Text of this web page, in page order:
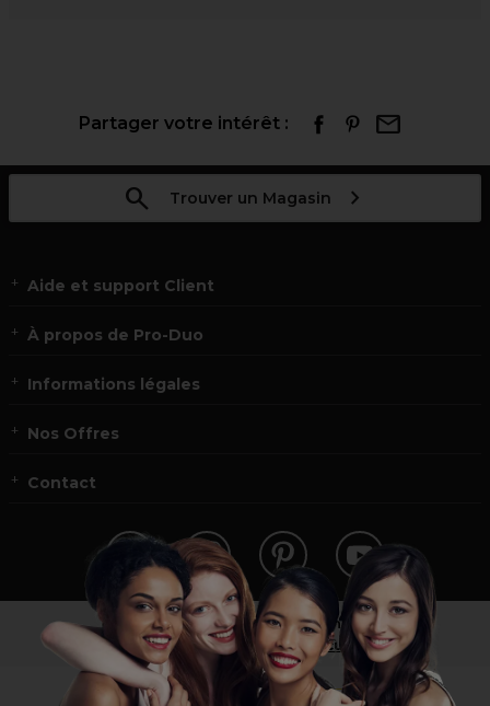
Partager votre intérêt :
Trouver un Magasin
Aide et support Client
À propos de Pro-Duo
Informations légales
Nos Offres
Contact
Vous n’êtes pas un professionnel ?
Visitez notre site pour les particuliers!